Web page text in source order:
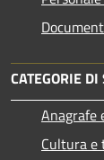
CATEGORIE
Anagrafe
Cultura e